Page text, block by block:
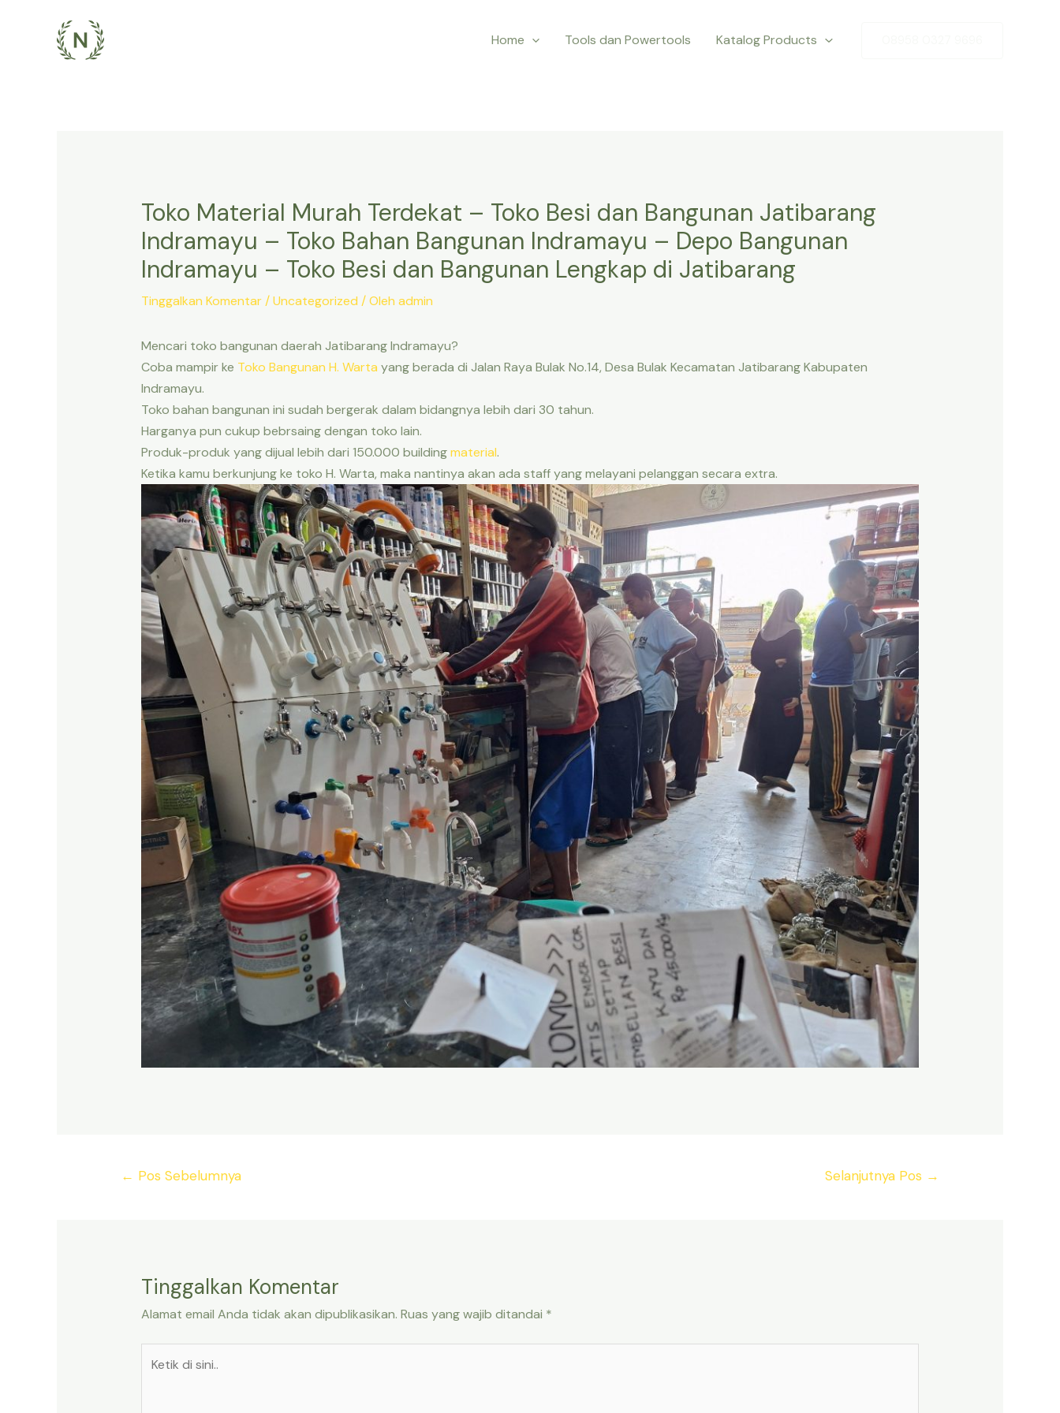
Home Tools dan Powertools Katalog Products
Toko Material Murah Terdekat – Toko Besi dan Bangunan Jatibarang
Indramayu – Toko Bahan Bangunan Indramayu – Depo Bangunan
Indramayu – Toko Besi dan Bangunan Lengkap di Jatibarang
Tinggalkan Komentar /Uncategorized / Oleh admin
Mencari toko bangunan daerah Jatibarang Indramayu?
Coba mampir ke Toko Bangunan H. Warta yang berada di Jalan Raya Bulak No.14, Desa Bulak Kecamatan Jatibarang Kabupaten
Indramayu.
Toko bahan bangunan ini sudah bergerak dalam bidangnya lebih dari 30 tahun.
Harganya pun cukup bebrsaing dengan toko lain.
Produk-produk yang dijual lebih dari 150.000 buildingmaterial.
Ketika kamu berkunjung ke toko H. Warta, maka nantinya akan ada staff yang melayani pelanggan secara extra.
Navigasi
← Pos Sebelumnya Selanjutnya Pos →
Tinggalkan Komentar
Alamat email Anda tidak akan dipublikasikan. Ruas yang wajib ditandai *